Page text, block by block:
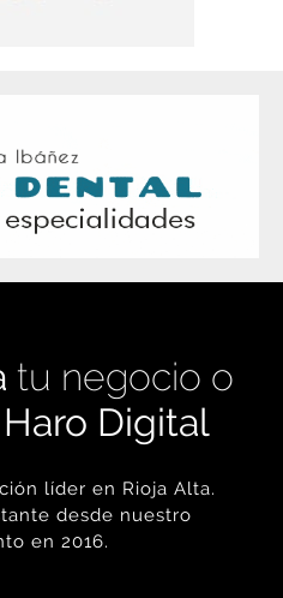
tu negocio o
Haro Digital
líder en Rioja Alta.
desde nuestro
en 2016.